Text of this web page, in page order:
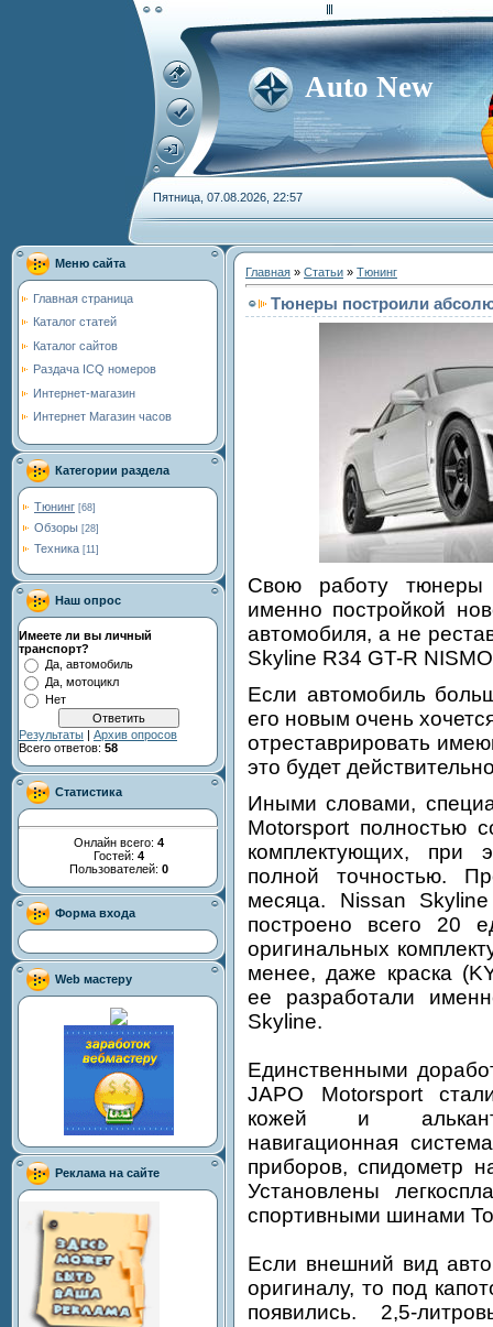
Auto New
Пятница, 07.08.2026, 22:57
Меню сайта
Главная страница
Каталог статей
Каталог сайтов
Раздача ICQ номеров
Интернет-магазин
Интернет Магазин часов
Категории раздела
Тюнинг [68]
Обзоры [28]
Техника [11]
Наш опрос
Имеете ли вы личный
транспорт?
Да, автомобиль
Да, мотоцикл
Нет
Результаты | Архив опросов
Всего ответов: 58
Статистика
Онлайн всего: 4
Гостей: 4
Пользователей: 0
Форма входа
Web мастеру
Реклама на сайте
Главная » Статьи » Тюнинг
Тюнеры построили
Свою работу тюнеры
именно постройкой
автомобиля, а не
Skyline R34 GT-R
Если автомобиль
его новым очень
отреставрировать
это будет
Иными словами,
Motorsport полностью
комплектующих, при
полной точностью.
месяца. Nissan
построено всего 20
оригинальных
менее, даже краска
ее разработали
Skyline.
Единственными
JAPO Motorsport
кожей и
навигационная
приборов, спидометр
Установлены
спортивными шинами
Если внешний вид
оригиналу, то под
появились. 2,5-